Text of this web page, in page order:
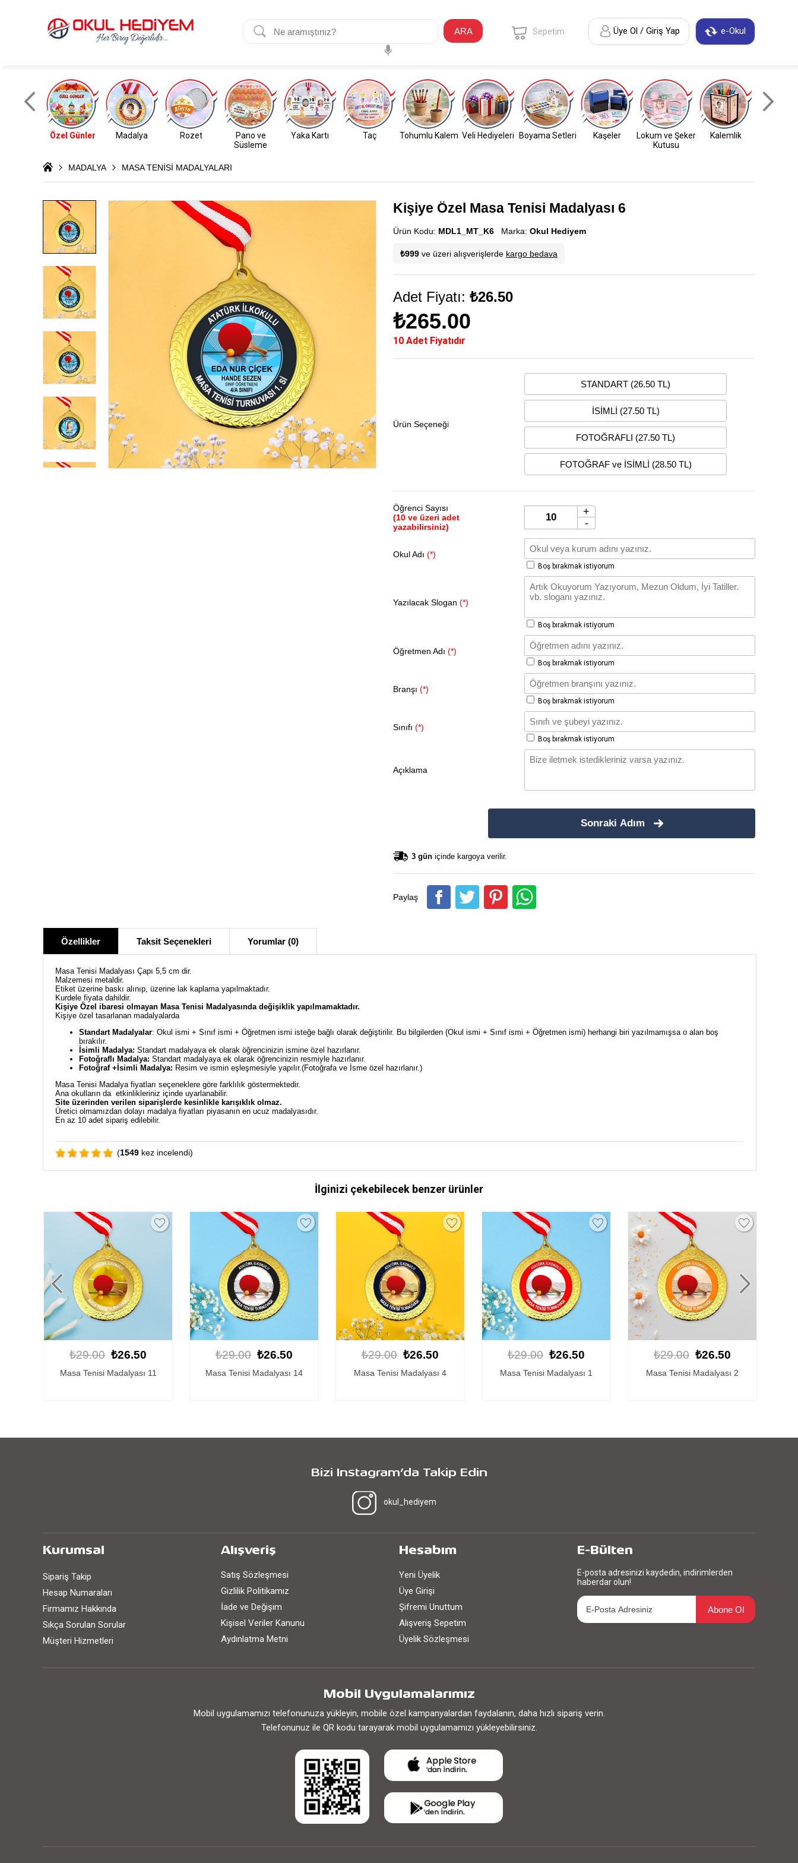
ARA e-Okul
Üye Ol / Giriş Yap
Sepetim
Özel Günler Madalya Rozet
Pano ve
Süsleme
Yaka Kartı Taç Tohumlu Kalem Veli Hediyeleri Boyama Setleri Kaşeler
Lokum ve Şeker
Kutusu
Kalemlik
MADALYA MASA TENİSİ MADALYALARI
Kişiye Özel Masa Tenisi Madalyası 6
Ürün Kodu: MDL1_MT_K6 Marka: Okul Hediyem
₺999 ve üzeri alışverişlerde kargo bedava
Adet Fiyatı: ₺26.50
₺265.00
10 Adet Fiyatıdır
Ürün Seçeneği
STANDART (26.50 TL)
İSİMLİ (27.50 TL)
FOTOĞRAFLI (27.50 TL)
FOTOĞRAF ve İSİMLİ (28.50 TL)
Öğrenci Sayısı
(10 ve üzeri adet
yazabilirsiniz)
+
-
Okul Adı (*)
Boş bırakmak istiyorum
Yazılacak Slogan (*)
Boş bırakmak istiyorum
Öğretmen Adı (*)
Boş bırakmak istiyorum
Branşı (*)
Boş bırakmak istiyorum
Sınıfı (*)
Boş bırakmak istiyorum
Açıklama
Sonraki Adım
3 gün içinde kargoya verilir.
Paylaş
Özellikler Taksit Seçenekleri Yorumlar (0)
Masa Tenisi Madalyası Çapı 5,5 cm dir.
Malzemesi metaldir.
Etiket üzerine baskı alınıp, üzerine lak kaplama yapılmaktadır.
Kurdele fiyata dahildir.
Kişiye Özel ibaresi olmayan Masa Tenisi Madalyasında değişiklik yapılmamaktadır.
Kişiye özel tasarlanan madalyalarda
Standart Madalyalar: Okul ismi + Sınıf ismi + Öğretmen ismi isteğe bağlı olarak değiştirilir. Bu bilgilerden (Okul ismi + Sınıf ismi + Öğretmen ismi) herhangi biri yazılmamışsa o alan boş
bırakılır.
İsimli Madalya: Standart madalyaya ek olarak öğrencinizin ismine özel hazırlanır.
Fotoğraflı Madalya: Standart madalyaya ek olarak öğrencinizin resmiyle hazırlanır.
Fotoğraf +İsimli Madalya: Resim ve ismin eşleşmesiyle yapılır.(Fotoğrafa ve İsme özel hazırlanır.)
Masa Tenisi Madalya fiyatları seçeneklere göre farklılık göstermektedir.
Ana okulların da etkinlikleriniz içinde uyarlanabilir.
Site üzerinden verilen siparişlerde kesinlikle karışıklık olmaz.
Üretici olmamızdan dolayı madalya fiyatları piyasanın en ucuz madalyasıdır.
En az 10 adet sipariş edilebilir.
(1549 kez incelendi)
İlginizi çekebilecek benzer ürünler
₺29.00 ₺26.50
Masa Tenisi Madalyası 14
₺29.00 ₺26.50
Masa Tenisi Madalyası 4
₺29.00 ₺26.50
Masa Tenisi Madalyası 1
₺29.00 ₺26.50
Masa Tenisi Madalyası 2
₺29.00 ₺26.50
Kişiye Özel Masa Tenisi
Bizi Instagram’da Takip Edin
okul_hediyem
Kurumsal
Sipariş Takip
Hesap Numaraları
Firmamız Hakkında
Sıkça Sorulan Sorular
Müşteri Hizmetleri
Alışveriş
Satış Sözleşmesi
Gizlilik Politikamız
İade ve Değişim
Kişisel Veriler Kanunu
Aydınlatma Metni
Hesabım
Yeni Üyelik
Üye Girişi
Şifremi Unuttum
Alışveriş Sepetim
Üyelik Sözleşmesi
E-Bülten
E-posta adresinizi kaydedin, indirimlerden
haberdar olun!
Abone Ol
Mobil Uygulamalarımız
Mobil uygulamamızı telefonunuza yükleyin, mobile özel kampanyalardan faydalanın, daha hızlı sipariş verin.
Telefonunuz ile QR kodu tarayarak mobil uygulamamızı yükleyebilirsiniz.